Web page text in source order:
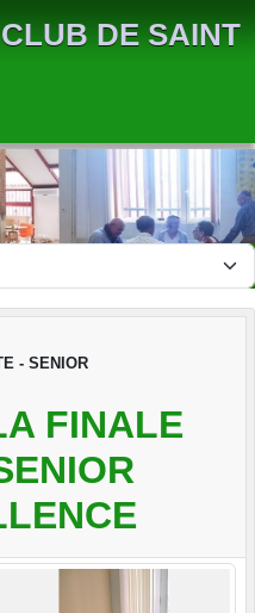
DE SAINT
- SENIOR
FINALE